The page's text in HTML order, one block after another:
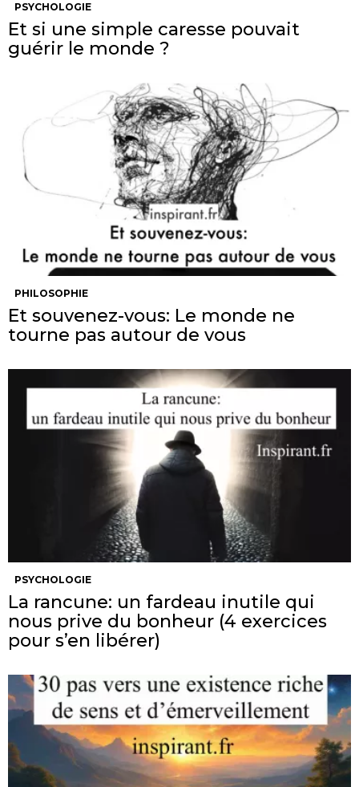
PSYCHOLOGIE
Et si une simple caresse pouvait
guérir le monde ?
PHILOSOPHIE
Et souvenez-vous: Le monde ne
tourne pas autour de vous
PSYCHOLOGIE
La rancune: un fardeau inutile qui
nous prive du bonheur (4 exercices
pour s’en libérer)